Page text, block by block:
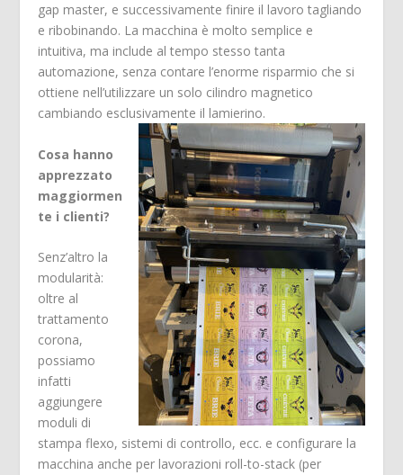
gap master, e successivamente finire il lavoro tagliando
e ribobinando. La macchina è molto semplice e
intuitiva, ma include al tempo stesso tanta
automazione, senza contare l’enorme risparmio che si
ottiene nell’utilizzare un solo cilindro magnetico
cambiando esclusivamente il lamierino.
Cosa hanno
apprezzato
maggiormen
te i clienti?
Senz’altro la
modularità:
oltre al
trattamento
corona,
possiamo
infatti
aggiungere
moduli di
stampa flexo, sistemi di controllo, ecc. e configurare la
macchina anche per lavorazioni roll-to-stack (per